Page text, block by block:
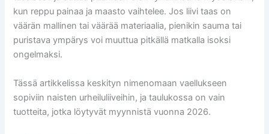
kun reppu painaa ja maasto vaihtelee. Jos liivi taas on
väärän mallinen tai väärää materiaalia, pienikin sauma tai
puristava ympärys voi muuttua pitkällä matkalla isoksi
ongelmaksi.
Tässä artikkelissa keskityn nimenomaan vaellukseen
sopiviin naisten urheiluliiveihin, ja taulukossa on vain
tuotteita, jotka löytyvät myynnistä vuonna 2026.